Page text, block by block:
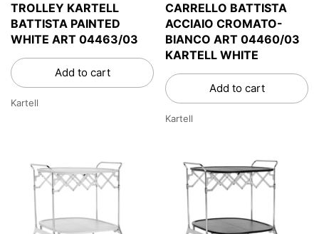
TROLLEY KARTELL
BATTISTA PAINTED
WHITE ART 04463/03
Add to cart
Kartell
CARRELLO BATTISTA
ACCIAIO CROMATO-
BIANCO ART 04460/03
KARTELL WHITE
Add to cart
Kartell